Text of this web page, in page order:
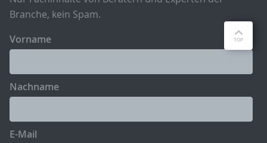
Branche, kein Spam.
Vorname
Nachname
E-Mail